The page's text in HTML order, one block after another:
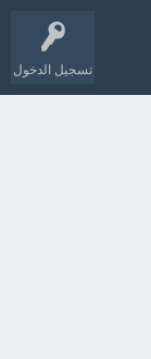
تسجيل الدخول